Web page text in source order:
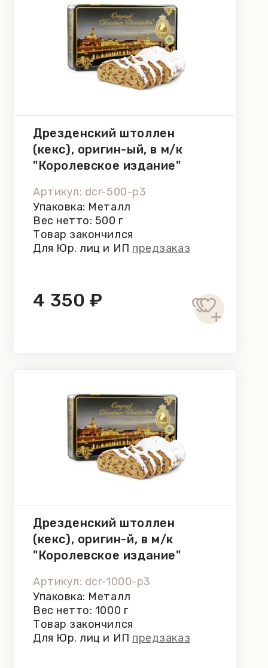
Дрезденский штоллен
(кекс), оригин-ый, в м/к
"Королевское издание"
Артикул: dcr-500-p3
Упаковка: Металл
Вес нетто: 500 г
Товар закончился
Для Юр. лиц и ИП предзаказ
4 350 ₽
Дрезденский штоллен
(кекс), оригин-й, в м/к
"Королевское издание"
Артикул: dcr-1000-p3
Упаковка: Металл
Вес нетто: 1000 г
Товар закончился
Для Юр. лиц и ИП предзаказ